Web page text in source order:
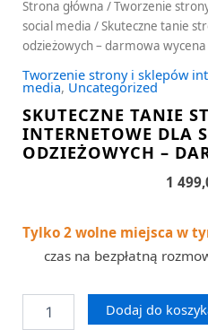
Strona główna /Tworzenie
social media / Skuteczne tanie
odzieżowych – darmowa wycena
Tworzenie strony i sklepów
media, Uncategorized
SKUTECZNE TANIE
INTERNETOWE DLA
ODZIEŻOWYCH –
1
Tylko 2 wolne miejsca w
czas na bezpłatną
Dodaj do